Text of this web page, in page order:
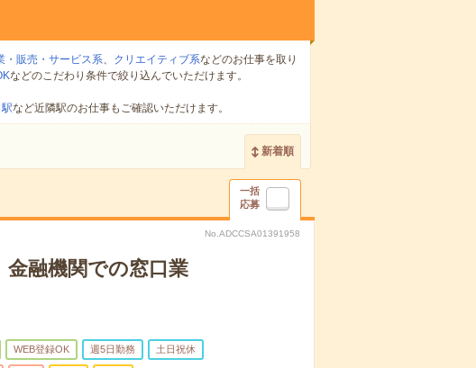
・販売・サービス系、 クリエイティブ系などのお仕事を取り
などのこだわり条件で絞り込んでいただけます。
など近隣駅のお仕事もご確認いただけます。
新着順
一括
応募
No.ADCCSA01391958
金融機関での窓口業
WEB登録OK 週5日勤務 土日祝休